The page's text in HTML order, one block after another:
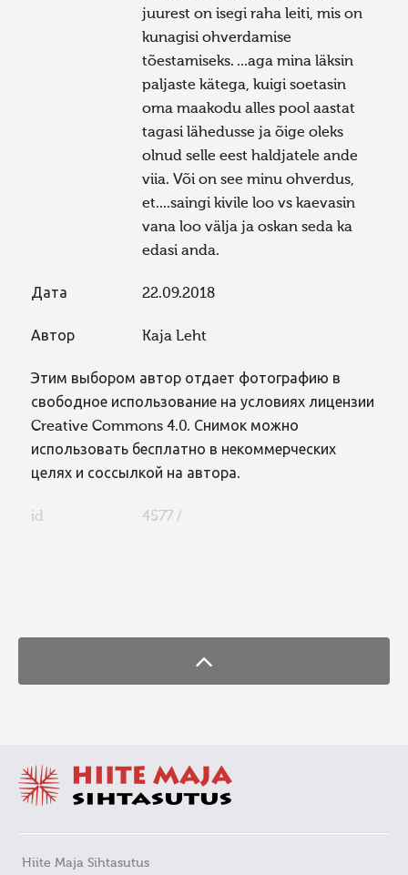
juurest on isegi raha leiti, mis on
kunagisi ohverdamise
tõestamiseks. ...aga mina läksin
paljaste kätega, kuigi soetasin
oma maakodu alles pool aastat
tagasi lähedusse ja õige oleks
olnud selle eest haldjatele ande
viia. Või on see minu ohverdus,
et....saingi kivile loo vs kaevasin
vana loo välja ja oskan seda ka
edasi anda.
Дата 22.09.2018
Автор Kaja Leht
Этим выбором автор отдает фотографию в
свободное использование на условиях лицензии
Creative Commons 4.0. Снимок можно
использовать бесплатно в некоммерческих
целях и соссылкой на автора.
id 4577 /
Hiite Maja Sihtasutus